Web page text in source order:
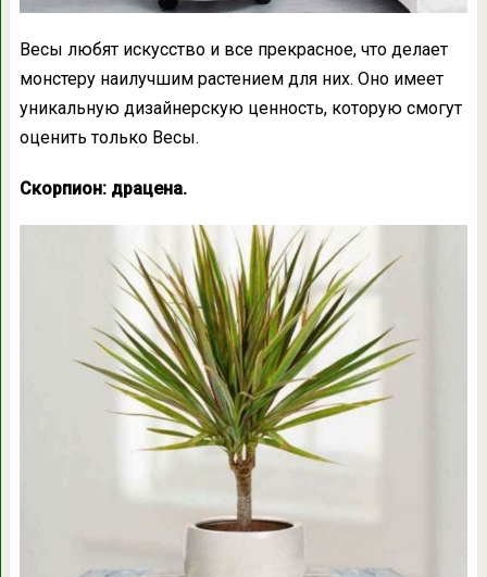
Весы любят искусство и все прекрасное, что делает
монстеру наилучшим растением для них. Оно имеет
уникальную дизайнерскую ценность, которую смогут
оценить только Весы.
Скорпион: драцена.